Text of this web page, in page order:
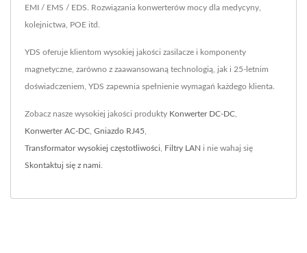
EMI / EMS / EDS. Rozwiązania konwerterów mocy dla medycyny,
kolejnictwa, POE itd.
YDS oferuje klientom wysokiej jakości zasilacze i komponenty
magnetyczne, zarówno z zaawansowaną technologią, jak i 25-letnim
doświadczeniem, YDS zapewnia spełnienie wymagań każdego klienta.
Zobacz nasze wysokiej jakości produkty Konwerter DC-DC
Konwerter AC-DC Gniazdo RJ45
Transformator wysokiej częstotliwości Filtry LAN i nie wahaj się
Skontaktuj się z nami